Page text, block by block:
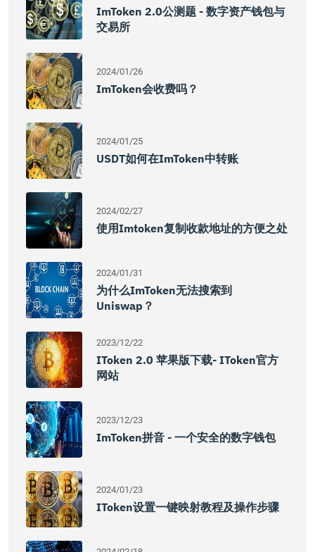
ImToken 2.0公测题 - 数字资产钱包与
交易所
2024/01/26
ImToken会收费吗？
2024/01/25
USDT如何在imToken中转账
2024/02/27
使用imtoken复制收款地址的方便之处
2024/01/31
为什么imToken无法搜索到
Uniswap？
2023/12/22
IToken 2.0 苹果版下载- IToken官方
网站
2023/12/23
ImToken拼音 - 一个安全的数字钱包
2024/01/23
IToken设置一键映射教程及操作步骤